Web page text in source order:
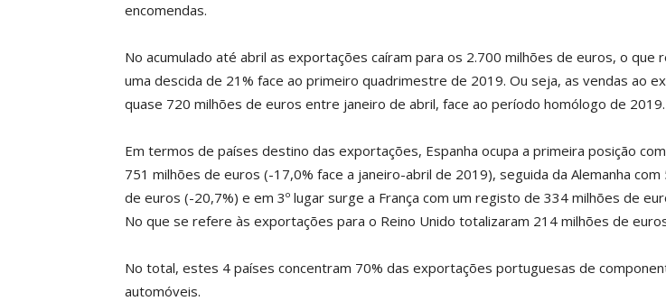
encomendas.
No acumulado até abril as exportações caíram para os 2.700 milhões de euros, o que
uma descida de 21% face ao primeiro quadrimestre de 2019. Ou seja, as vendas ao
quase 720 milhões de euros entre janeiro de abril, face ao período homólogo de 2019.
Em termos de países destino das exportações, Espanha ocupa a primeira posição
751 milhões de euros (-17,0% face a janeiro-abril de 2019), seguida da Alemanha com
de euros (-20,7%) e em 3º lugar surge a França com um registo de 334 milhões de
No que se refere às exportações para o Reino Unido totalizaram 214 milhões de
No total, estes 4 países concentram 70% das exportações portuguesas de
automóveis.